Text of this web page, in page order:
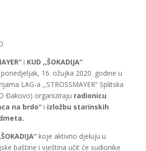
i KUD ,,ŠOKADIJA“
16. ožujka 2020. godine u
LAG-a ,,STROSSMAYER“ Splitska
Đakovo) organiziraju radionicu
na brdo“i izložbu starinskih
koje aktivno djeluju u
baštine i vještina učit će sudionike